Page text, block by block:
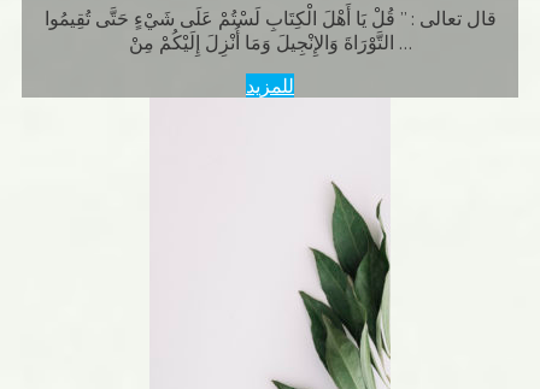
قال تعالى : ” قُلْ يَا أَهْلَ الْكِتَابِ لَسْتُمْ عَلَى شَيْءٍ حَتَّى تُقِيمُوا
التَّوْرَاةَ وَالإِنْجِيلَ وَمَا أُنْزِلَ إِلَيْكُمْ مِنْ …
للمزيد